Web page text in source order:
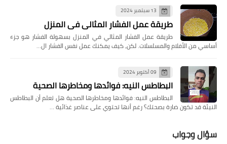
13 سبتمبر 2024
طريقة عمل الفشار المثالي في المنزل
طريقة عمل الفشار المثالي في المنزل بسهولة الفشار هو جزء
أساسي من الأفلام والمسلسلات. لكن، كيف يمكنك عمل نفس الفشار ال…
09 أكتوبر 2024
البطاطس النيه: فوائدها ومخاطرها الصحية
البطاطس النيه: فوائدها ومخاطرها الصحية هل تعلم أن البطاطس
النيئة قد تكون ضارة بصحتك؟ رغم أنها تحتوي على عناصر غذائية …
سؤال وجواب